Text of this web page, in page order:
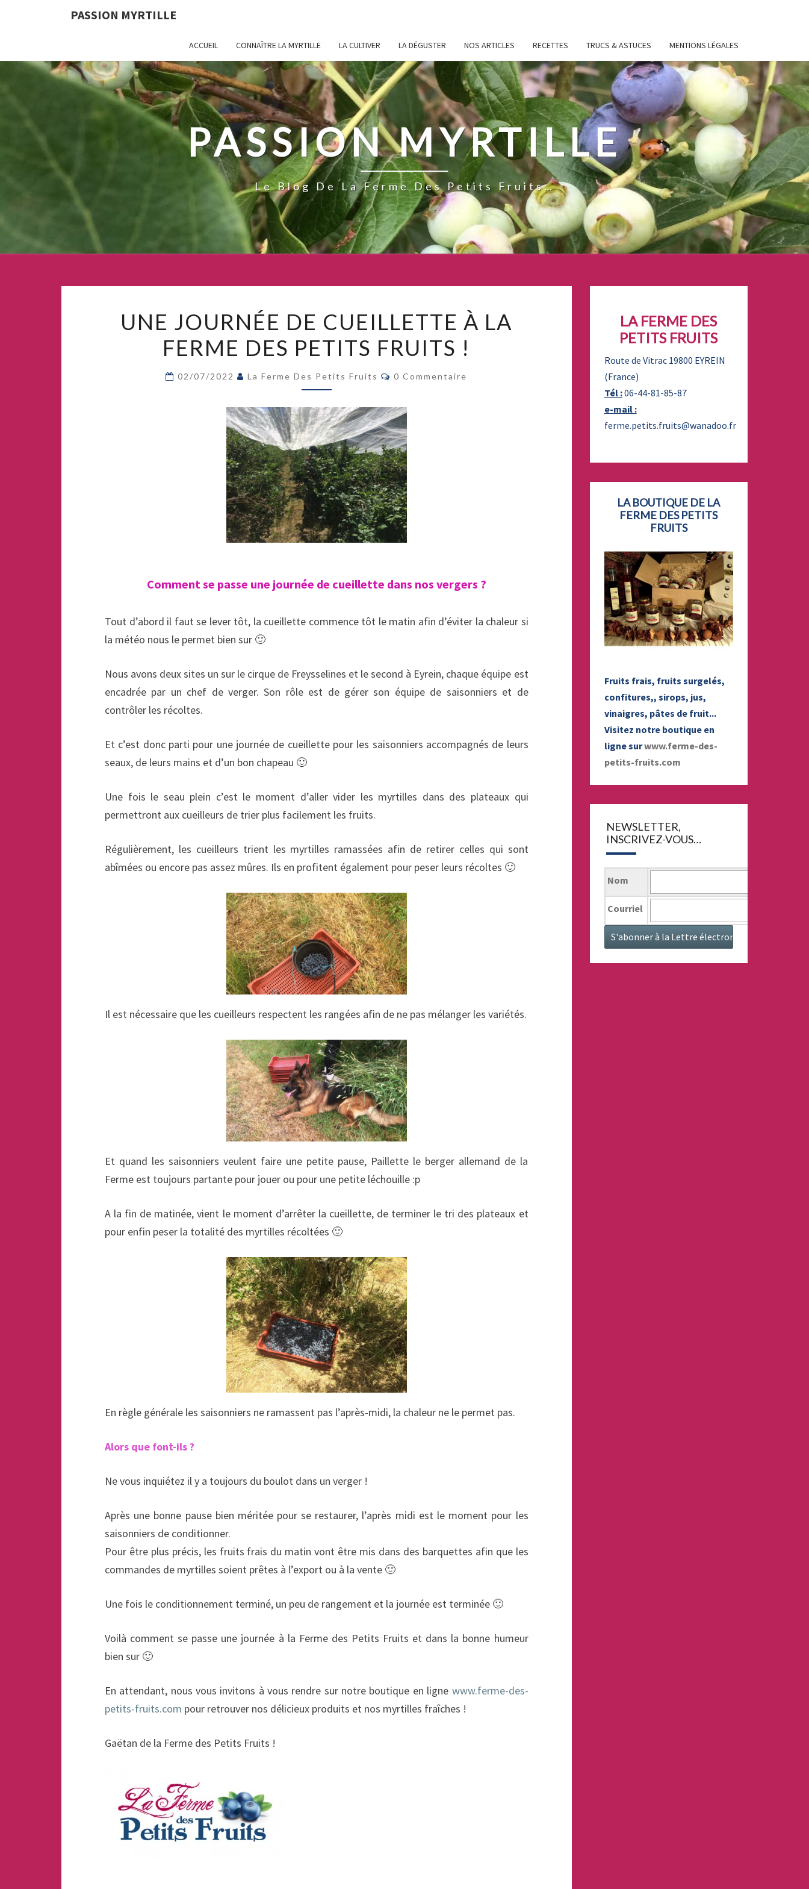
PASSION MYRTILLE
ACCUEIL CONNAÎTRE LA MYRTILLE LA CULTIVER LA DÉGUSTER NOS ARTICLES RECETTES TRUCS & ASTUCES MENTIONS LÉGALES
PASSION MYRTILLE
Le Blog De La Ferme Des Petits Fruits…
JOURNÉE
DE
CUEILLETTE
À
FERME
DES
PETITS
FRUITS
!
UNE JOURNÉE DE CUEILLETTE À LA
FERME DES PETITS FRUITS !
02/07/2022 La Ferme Des Petits Fruits Commentaires
0 Commentaire
Comment se passe une journée de cueillette dans nos vergers ?
Tout d’abord il faut se lever tôt, la cueillette commence tôt le matin afin d’éviter la chaleur si
la météo nous le permet bien sur 🙂
Nous avons deux sites un sur le cirque de Freysselines et le second à Eyrein, chaque équipe est
encadrée par un chef de verger. Son rôle est de gérer son équipe de saisonniers et de
contrôler les récoltes.
Et c’est donc parti pour une journée de cueillette pour les saisonniers accompagnés de leurs
seaux, de leurs mains et d’un bon chapeau 🙂
Une fois le seau plein c’est le moment d’aller vider les myrtilles dans des plateaux qui
permettront aux cueilleurs de trier plus facilement les fruits.
Régulièrement, les cueilleurs trient les myrtilles ramassées afin de retirer celles qui sont
abîmées ou encore pas assez mûres. Ils en profitent également pour peser leurs récoltes 🙂
Il est nécessaire que les cueilleurs respectent les rangées afin de ne pas mélanger les variétés.
Et quand les saisonniers veulent faire une petite pause, Paillette le berger allemand de la
Ferme est toujours partante pour jouer ou pour une petite léchouille :p
A la fin de matinée, vient le moment d’arrêter la cueillette, de terminer le tri des plateaux et
pour enfin peser la totalité des myrtilles récoltées 🙂
En règle générale les saisonniers ne ramassent pas l’après-midi, la chaleur ne le permet pas.
Alors que font-ils ?
Ne vous inquiétez il y a toujours du boulot dans un verger !
Après une bonne pause bien méritée pour se restaurer, l’après midi est le moment pour les
saisonniers de conditionner.
Pour être plus précis, les fruits frais du matin vont être mis dans des barquettes afin que les
commandes de myrtilles soient prêtes à l’export ou à la vente 🙂
Une fois le conditionnement terminé, un peu de rangement et la journée est terminée 🙂
Voilà comment se passe une journée à la Ferme des Petits Fruits et dans la bonne humeur
bien sur 🙂
En attendant, nous vous invitons à vous rendre sur notre boutique en ligne www.ferme-des-
petits-fruits.com pour retrouver nos délicieux produits et nos myrtilles fraîches !
Gaëtan de la Ferme des Petits Fruits !
LA FERME DES
PETITS FRUITS
Route de Vitrac 19800 EYREIN
(France)
Tél :06-44-81-85-87
e-mail :
ferme.petits.fruits@wanadoo.fr
LA BOUTIQUE DE LA
FERME DES PETITS
FRUITS
Fruits frais, fruits surgelés,
confitures,, sirops, jus,
vinaigres, pâtes de fruit...
Visitez notre boutique en
ligne surwww.ferme-des-
petits-fruits.com
NEWSLETTER,
INSCRIVEZ-VOUS…
Nom
Courriel